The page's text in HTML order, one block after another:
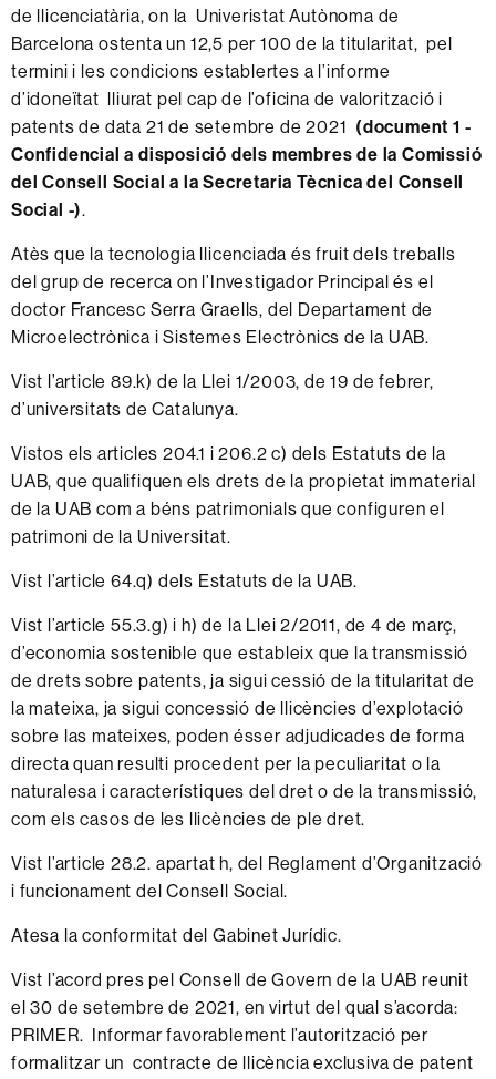
de llicenciatària, on la Univeristat Autònoma de
Barcelona ostenta un 12,5 per 100 de la titularitat, pel
termini i les condicions establertes a l’informe
d’idoneïtat lliurat pel cap de l’oficina de valorització i
patents de data 21 de setembre de 2021 (document 1 -
Confidencial a disposició dels membres de la Comissió
del Consell Social a la Secretaria Tècnica del Consell
Social -).
Atès que la tecnologia llicenciada és fruit dels treballs
del grup de recerca on l’Investigador Principal és el
doctor Francesc Serra Graells, del Departament de
Microelectrònica i Sistemes Electrònics de la UAB.
Vist l’article 89.k) de la Llei 1/2003, de 19 de febrer,
d’universitats de Catalunya.
Vistos els articles 204.1 i 206.2 c) dels Estatuts de la
UAB, que qualifiquen els drets de la propietat immaterial
de la UAB com a béns patrimonials que configuren el
patrimoni de la Universitat.
Vist l’article 64.q) dels Estatuts de la UAB.
Vist l’article 55.3.g) i h) de la Llei 2/2011, de 4 de març,
d’economia sostenible que estableix que la transmissió
de drets sobre patents, ja sigui cessió de la titularitat de
la mateixa, ja sigui concessió de llicències d’explotació
sobre las mateixes, poden ésser adjudicades de forma
directa quan resulti procedent per la peculiaritat o la
naturalesa i característiques del dret o de la transmissió,
com els casos de les llicències de ple dret.
Vist l’article 28.2. apartat h, del Reglament d’Organització
i funcionament del Consell Social.
Atesa la conformitat del Gabinet Jurídic.
Vist l’acord pres pel Consell de Govern de la UAB reunit
el 30 de setembre de 2021, en virtut del qual s’acorda:
PRIMER. Informar favorablement l’autorització per
formalitzar un contracte de llicència exclusiva de patent